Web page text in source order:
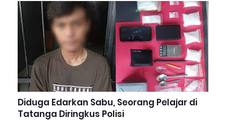
Diduga Edarkan Sabu, Seorang Pelajar di
Tatanga Diringkus Polisi